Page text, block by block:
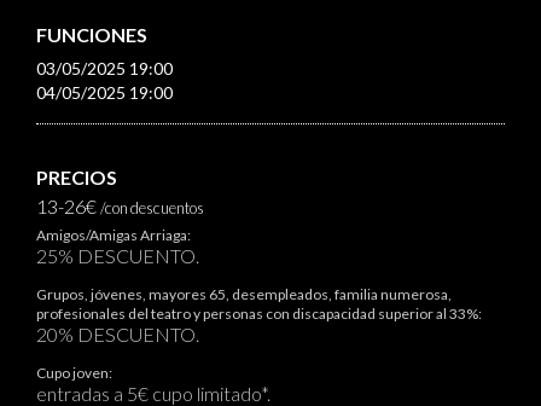
FUNCIONES
03/05/2025 19:00
04/05/2025 19:00
PRECIOS
13-26€/con descuentos
Amigos/Amigas Arriaga:
25% DESCUENTO.
Grupos, jóvenes, mayores 65, desempleados, familia numerosa,
profesionales del teatro y personas con discapacidad superior al 33%:
20% DESCUENTO.
Cupo joven:
entradas a 5€ cupo limitado*.